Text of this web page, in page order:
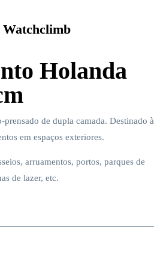
Watchclimb
Holanda
prensado de dupla camada. Destinado à
em espaços exteriores.
arruamentos, portos, parques de
de lazer, etc.